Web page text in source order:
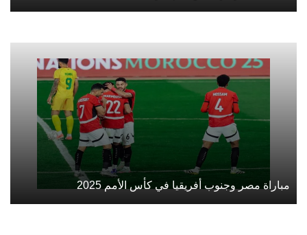
مباراة مصر وجنوب أفريقيا في كأس الأمم 2025